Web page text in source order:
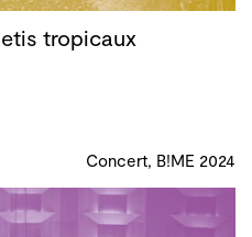
tropicaux
Concert, B!ME 2024